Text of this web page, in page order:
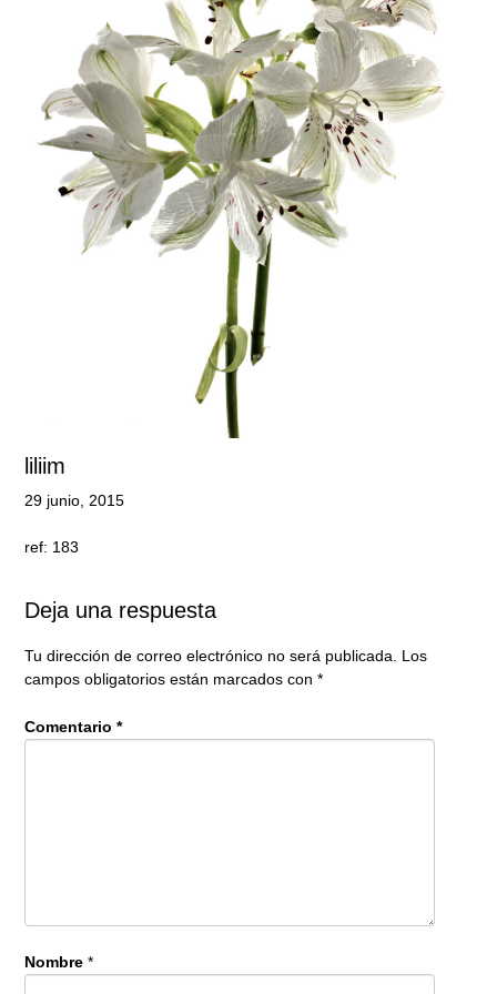
liliim
29 junio, 2015
ref: 183
Deja una respuesta
Tu dirección de correo electrónico no será publicada.
Los
campos obligatorios están marcados con *
Comentario *
Nombre *